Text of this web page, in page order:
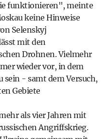
funktionieren", meinte
keine Hinweise
Selenskyj
mit den
Drohnen. Vielmehr
wieder vor, in dem
sein - samt dem Versuch,
Gebiete
als vier Jahren mit
Angriffskrieg.